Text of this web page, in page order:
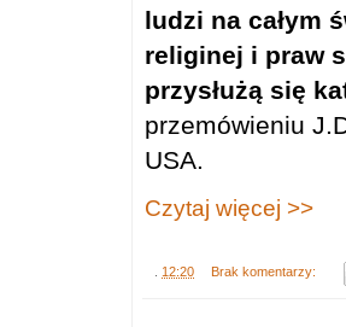
ludzi na całym
religinej i praw
przysłużą się
przemówieniu
USA.
Czytaj więcej >>
12:20 Brak komentarzy: